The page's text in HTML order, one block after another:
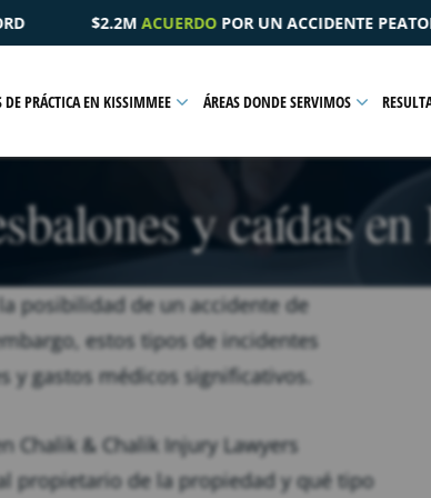
PEATONAL QUE RESULTÓ EN UNA LESIÓN
DE PRÁCTICA EN KISSIMMEE ÁREAS DONDE SERVIMOS
y caídas
posibilidad de un accidente de
estos tipos de incidentes
y gastos médicos significativos.
Chalik & Chalik Injury Lawyers
propietario de la propiedad y qué tipo